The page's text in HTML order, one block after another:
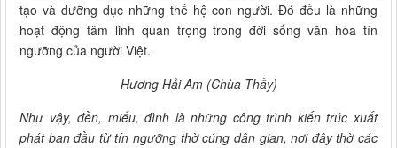
tạo và dưỡng dục những thế hệ con người. Đó đều là những
hoạt động tâm linh quan trọng trong đời sống văn hóa tín
ngưỡng của người Việt.
Hương Hải Am (Chùa Thầy)
Như vậy, đền, miếu, đình là những công trình kiến trúc xuất
phát ban đầu từ tín ngưỡng thờ cúng dân gian, nơi đây thờ các